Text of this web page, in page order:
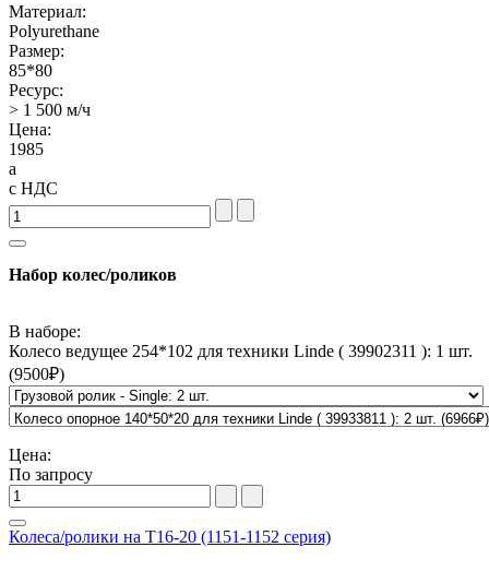
Материал:
Polyurethane
Размер:
85*80
Ресурс:
> 1 500 м/ч
Цена:
1985
a
с НДС
Набор колес/роликов
В наборе:
Колесо ведущее 254*102 для техники Linde ( 39902311 ): 1 шт.
(9500₽)
Цена:
По запросу
Колеса/ролики на T16-20 (1151-1152 серия)